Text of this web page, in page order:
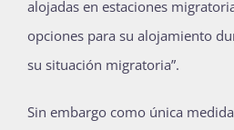
alojadas en estaciones
opciones para su alojamiento
su situación migratoria”.
Sin embargo como única